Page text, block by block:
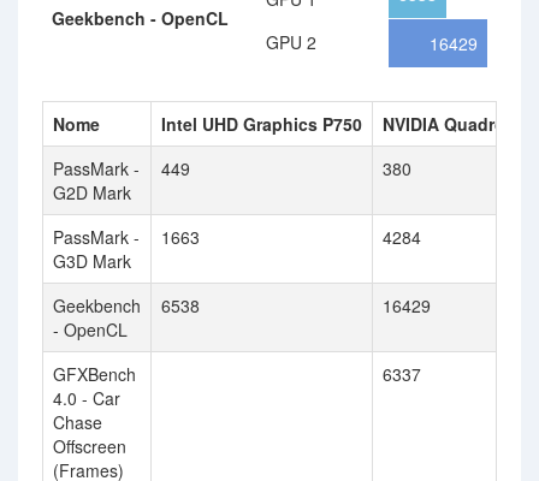
Geekbench - OpenCL
GPU 2
16429
Nome Intel UHD Graphics P750
NVIDIA Quadro
PassMark -
G2D Mark
449 380
PassMark -
G3D Mark
1663 4284
Geekbench
- OpenCL
6538 16429
GFXBench
4.0 - Car
Chase
Offscreen
(Frames)
6337